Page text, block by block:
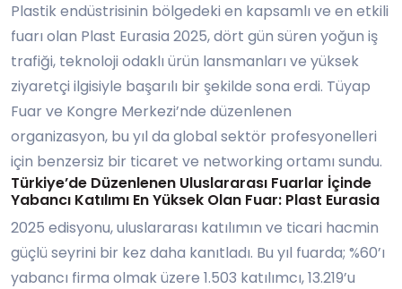
Plastik endüstrisinin bölgedeki en kapsamlı ve en etkili
fuarı olan Plast Eurasia 2025, dört gün süren yoğun iş
trafiği, teknoloji odaklı ürün lansmanları ve yüksek
ziyaretçi ilgisiyle başarılı bir şekilde sona erdi. Tüyap
Fuar ve Kongre Merkezi’nde düzenlenen
organizasyon, bu yıl da global sektör profesyonelleri
için benzersiz bir ticaret ve networking ortamı sundu.
Türkiye’de Düzenlenen Uluslararası Fuarlar İçinde
Yabancı Katılımı En Yüksek Olan Fuar: Plast Eurasia
2025 edisyonu, uluslararası katılımın ve ticari hacmin
güçlü seyrini bir kez daha kanıtladı. Bu yıl fuarda; %60’ı
yabancı firma olmak üzere 1.503 katılımcı, 13.219’u